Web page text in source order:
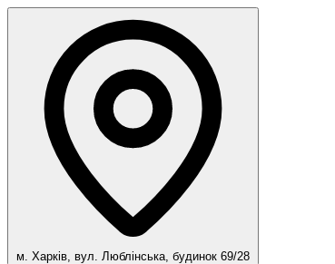
м. Харків, вул. Люблінська, будинок 69/28